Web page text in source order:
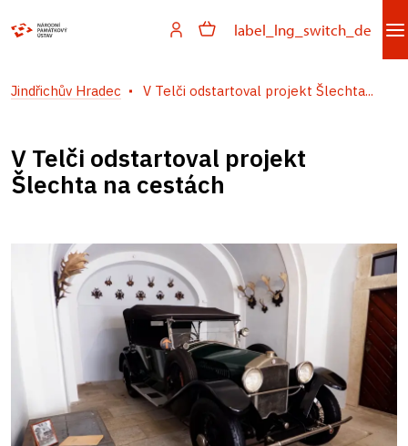
label_lng_switch_de
Jindřichův Hradec V Telči odstartoval projekt Šlechta...
V Telči odstartoval projekt
Šlechta na cestách